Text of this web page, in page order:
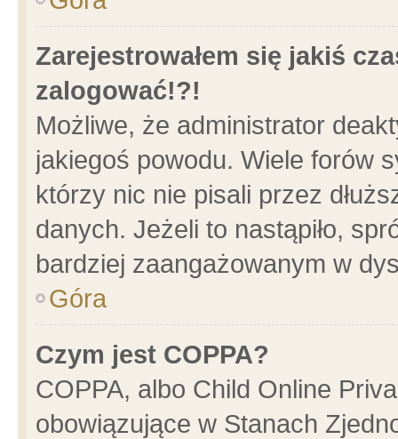
Zarejestrowałem się jakiś
zalogować!?!
Możliwe, że administrator
jakiegoś powodu. Wiele forów
którzy nic nie pisali przez
danych. Jeżeli to nastąpiło,
bardziej zaangażowanym w
Góra
Czym jest COPPA?
COPPA, albo Child Online
obowiązujące w Stanach